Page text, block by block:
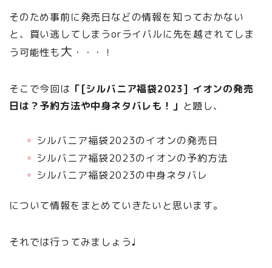
そのため事前に発売日などの情報を知っておかない
と、買い逃してしまうorライバルに先を越されてしま
う可能性も大 ・・・！
そこで今回は 「[シルバニア福袋2023] イオンの発売
日は？予約方法や中身ネタバレも！」 と題し、
シルバニア福袋2023のイオンの発売日
シルバニア福袋2023のイオンの予約方法
シルバニア福袋2023の中身ネタバレ
について情報をまとめていきたいと思います。
それでは行ってみましょう♩